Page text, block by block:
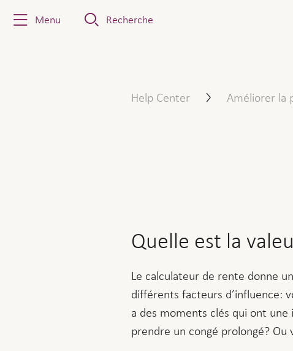
Menu Recherche
Help Center Améliorer la
Quelle est la
Le calculateur de rente donne
différents facteurs d’influence:
a des moments clés qui ont
prendre un congé prolongé?